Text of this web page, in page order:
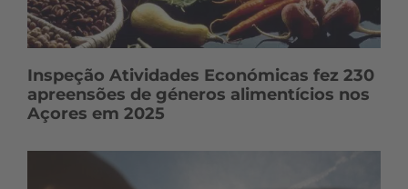
Inspeção Atividades Económicas fez 230
apreensões de géneros alimentícios nos
Açores em 2025